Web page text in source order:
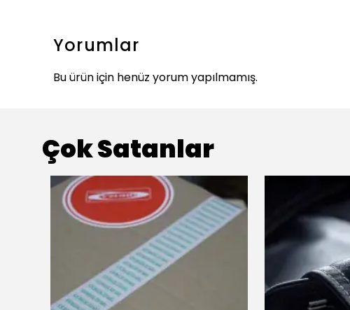
Yorumlar
Bu ürün için henüz yorum yapılmamış.
Çok Satanlar